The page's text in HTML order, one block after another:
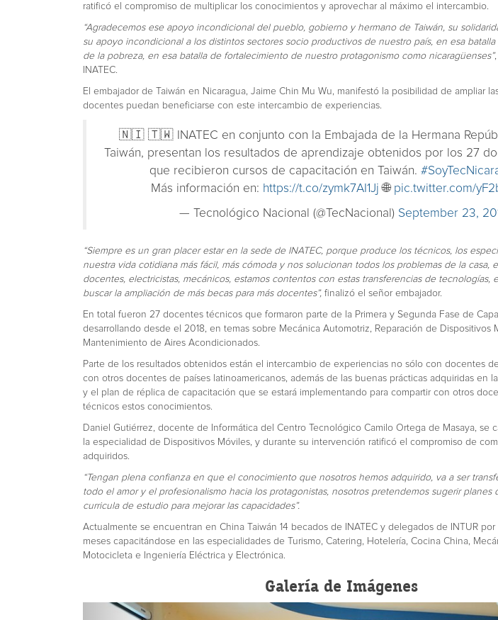
ratificó el compromiso de multiplicar los conocimientos y aprovechar al máximo el intercambio.
“Agradecemos ese apoyo incondicional del pueblo, gobierno y hermano de Taiwán, su
su apoyo incondicional a los distintos sectores socio productivos de nuestro país, en esa
de la pobreza, en esa batalla de fortalecimiento de nuestro protagonismo como nicaragüenses”
INATEC.
El embajador de Taiwán en Nicaragua, Jaime Chin Mu Wu, manifestó la posibilidad de ampliar
docentes puedan beneficiarse con este intercambio de experiencias.
🇳🇮 🇹🇼 INATEC en conjunto con la Embajada de la Hermana
Taiwán, presentan los resultados de aprendizaje obtenidos por los 27
que recibieron cursos de capacitación en Taiwán.
Más información en: https://t.co/zymk7AI1Jj 🌐 pic.twitter.com/
— Tecnológico Nacional (@TecNacional) September 23,
“Siempre es un gran placer estar en la sede de INATEC, porque produce los técnicos, los
nuestra vida cotidiana más fácil, más cómoda y nos solucionan todos los problemas de la casa,
docentes, electricistas, mecánicos, estamos contentos con estas transferencias de tecnologías,
buscar la ampliación de más becas para más docentes”, finalizó el señor embajador.
En total fueron 27 docentes técnicos que formaron parte de la Primera y Segunda Fase de
desarrollando desde el 2018, en temas sobre Mecánica Automotriz, Reparación de Dispositivos
Mantenimiento de Aires Acondicionados.
Parte de los resultados obtenidos están el intercambio de experiencias no sólo con docentes
con otros docentes de países latinoamericanos, además de las buenas prácticas adquiridas en
y el plan de réplica de capacitación que se estará implementando para compartir con otros
técnicos estos conocimientos.
Daniel Gutiérrez, docente de Informática del Centro Tecnológico Camilo Ortega de Masaya, se
la especialidad de Dispositivos Móviles, y durante su intervención ratificó el compromiso de
adquiridos.
“Tengan plena confianza en que el conocimiento que nosotros hemos adquirido, va a ser
todo el amor y el profesionalismo hacia los protagonistas, nosotros pretendemos sugerir planes
curricula de estudio para mejorar las capacidades”.
Actualmente se encuentran en China Taiwán 14 becados de INATEC y delegados de INTUR
meses capacitándose en las especialidades de Turismo, Catering, Hotelería, Cocina China,
Motocicleta e Ingeniería Eléctrica y Electrónica.
Galería de Imágenes